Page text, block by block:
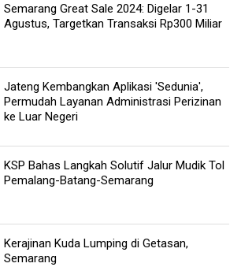
Semarang Great Sale 2024: Digelar 1-31
Agustus, Targetkan Transaksi Rp300 Miliar
Jateng Kembangkan Aplikasi 'Sedunia',
Permudah Layanan Administrasi Perizinan
ke Luar Negeri
KSP Bahas Langkah Solutif Jalur Mudik Tol
Pemalang-Batang-Semarang
Kerajinan Kuda Lumping di Getasan,
Semarang